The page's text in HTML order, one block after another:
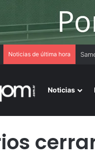
Noticias de última hora
Noticias